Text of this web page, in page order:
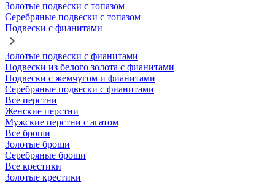
Золотые подвески с топазом
Серебряные подвески с топазом
Подвески с фианитами
Золотые подвески с фианитами
Подвески из белого золота с фианитами
Подвески с жемчугом и фианитами
Серебряные подвески с фианитами
Все перстни
Женские перстни
Мужские перстни с агатом
Все броши
Золотые броши
Серебряные броши
Все крестики
Золотые крестики